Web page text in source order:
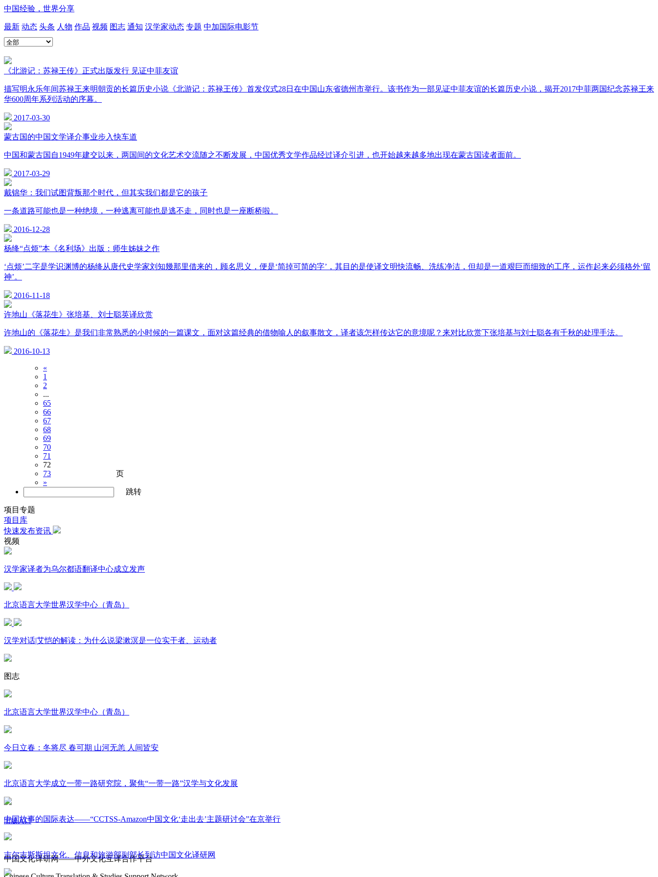
中国经验，世界分享
最新 动态 头条 人物 作品 视频 图志 通知 汉学家动态 专题 中加国际电影节
《北游记：苏禄王传》正式出版发行 见证中菲友谊
描写明永乐年间苏禄王来明朝贡的长篇历史小说《北游记：苏禄王传》首发仪式28日在中国山东省德州市举行。该书作为一部见证中菲友谊的长篇历史小说，揭开2017中菲两国纪念苏禄王来
华600周年系列活动的序幕。
2017-03-30
蒙古国的中国文学译介事业步入快车道
中国和蒙古国自1949年建交以来，两国间的文化艺术交流随之不断发展，中国优秀文学作品经过译介引进，也开始越来越多地出现在蒙古国读者面前。
2017-03-29
戴锦华：我们试图背叛那个时代，但其实我们都是它的孩子
一条道路可能也是一种绝境，一种逃离可能也是逃不走，同时也是一座断桥啦。
2016-12-28
杨绛“点烦”本《名利场》出版：师生姊妹之作
‘点烦’二字是学识渊博的杨绛从唐代史学家刘知幾那里借来的，顾名思义，便是‘简掉可简的字’，其目的是使译文明快流畅、洗练净洁，但却是一道艰巨而细致的工序，运作起来必须格外‘留
神’。
2016-11-18
许地山《落花生》张培基、刘士聪英译欣赏
许地山的《落花生》是我们非常熟悉的小时候的一篇课文，面对这篇经典的借物喻人的叙事散文，译者该怎样传达它的意境呢？来对比欣赏下张培基与刘士聪各有千秋的处理手法。
2016-10-13
«
1
2
...
65
66
67
68
69
70
71
72
73
»
页
跳转
项目专题
项目库
快速发布资讯
视频
汉学家译者为乌尔都语翻译中心成立发声
北京语言大学世界汉学中心（青岛）
汉学对话|艾恺的解读：为什么说梁漱溟是一位实干者、运动者
图志
北京语言大学世界汉学中心（青岛）
今日立春：冬将尽 春可期 山河无恙 人间皆安
北京语言大学成立一带一路研究院，聚焦“一带一路”汉学与文化发展
中国故事的国际表达——“CCTSS-Amazon中国文化‘走出去’主题研讨会”在京举行
吉尔吉斯斯坦文化、信息和旅游部副部长到访中国文化译研网
旧版入口
关于我们
中国文化译研网——中外文化互译合作平台